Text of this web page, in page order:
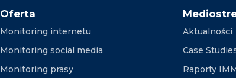
Oferta
Monitoring internetu
Monitoring social media
Monitoring prasy
Aktualności
Case
Raporty